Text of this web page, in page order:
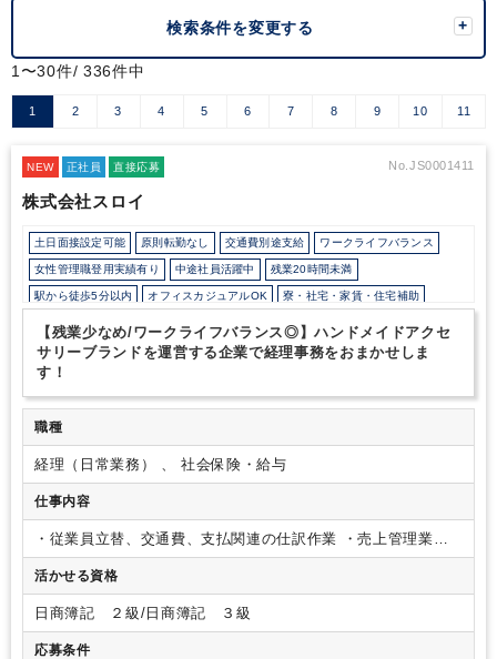
1 2 3 4 5 6 7 8 9 10 11
NEW 正社員 直接応募 No.JS0001411
株式会社スロイ
土日面接設定可能 原則転勤なし 交通費別途支給 ワークライフバランス
女性管理職登用実績有り 中途社員活躍中 残業20時間未満
駅から徒歩5分以内 オフィスカジュアルOK 寮・社宅・家賃・住宅補助
【残業少なめ/ワークライフバランス◎】ハンドメイドアクセ
サリーブランドを運営する企業で経理事務をおまかせしま
す！
職種
経理（日常業務） 、 社会保険・給与
仕事内容
・従業員立替、交通費、支払関連の仕訳作業 ・売上管理業務
・給与関連業務 ＊企業での経理経験者歓迎 主に経理業務を担
当していただきますが、総務や労務関連業務もお手伝いいただ
く可能性がございます。
活かせる資格
日商簿記 ２級/日商簿記 ３級
応募条件
検索条件を変更する
1〜30件/ 336件中